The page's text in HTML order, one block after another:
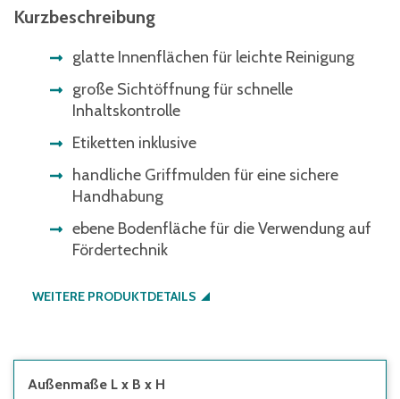
Kurzbeschreibung
glatte Innenflächen für leichte Reinigung
große Sichtöffnung für schnelle
Inhaltskontrolle
Etiketten inklusive
handliche Griffmulden für eine sichere
Handhabung
ebene Bodenfläche für die Verwendung auf
Fördertechnik
WEITERE PRODUKTDETAILS
Außenmaße L x B x H